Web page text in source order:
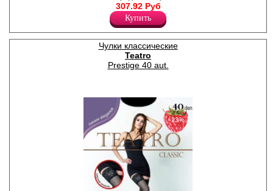
на силиконовой основе,
укреплённый прозрачный
мысок.
Плотность 20ден
Лайкра 15%
Полиамид 85%
307.92 Руб
Купить
Чулки классические
Teatro
Prestige 40 aut.
−23%